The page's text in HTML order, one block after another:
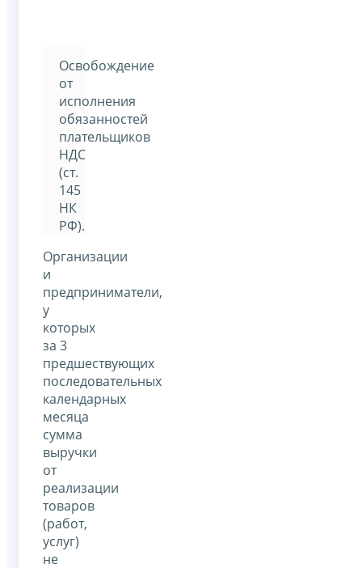
Освобождение
от
исполнения
обязанностей
плательщиков
НДС
(ст.
145
НК
РФ).
Организации
и
предприниматели,
у
которых
за 3
предшествующих
последовательных
календарных
месяца
сумма
выручки
от
реализации
товаров
(работ,
услуг)
не